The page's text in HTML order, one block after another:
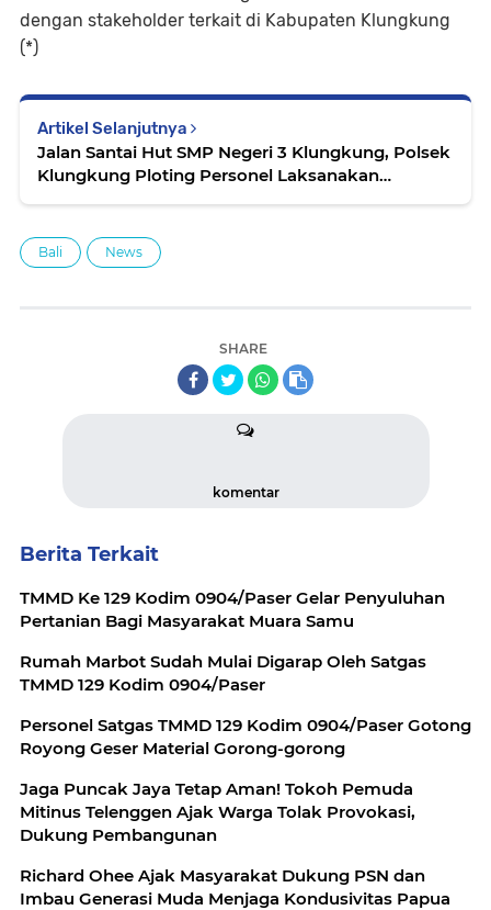
dengan stakeholder terkait di Kabupaten Klungkung
(*)
Artikel Selanjutnya
Jalan Santai Hut SMP Negeri 3 Klungkung, Polsek
Klungkung Ploting Personel Laksanakan
Bali News
SHARE
komentar
Berita Terkait
TMMD Ke 129 Kodim 0904/Paser Gelar Penyuluhan
Pertanian Bagi Masyarakat Muara Samu
Rumah Marbot Sudah Mulai Digarap Oleh Satgas
TMMD 129 Kodim 0904/Paser
Personel Satgas TMMD 129 Kodim 0904/Paser Gotong
Royong Geser Material Gorong-gorong
Jaga Puncak Jaya Tetap Aman! Tokoh Pemuda
Mitinus Telenggen Ajak Warga Tolak Provokasi,
Dukung Pembangunan
Richard Ohee Ajak Masyarakat Dukung PSN dan
Imbau Generasi Muda Menjaga Kondusivitas Papua